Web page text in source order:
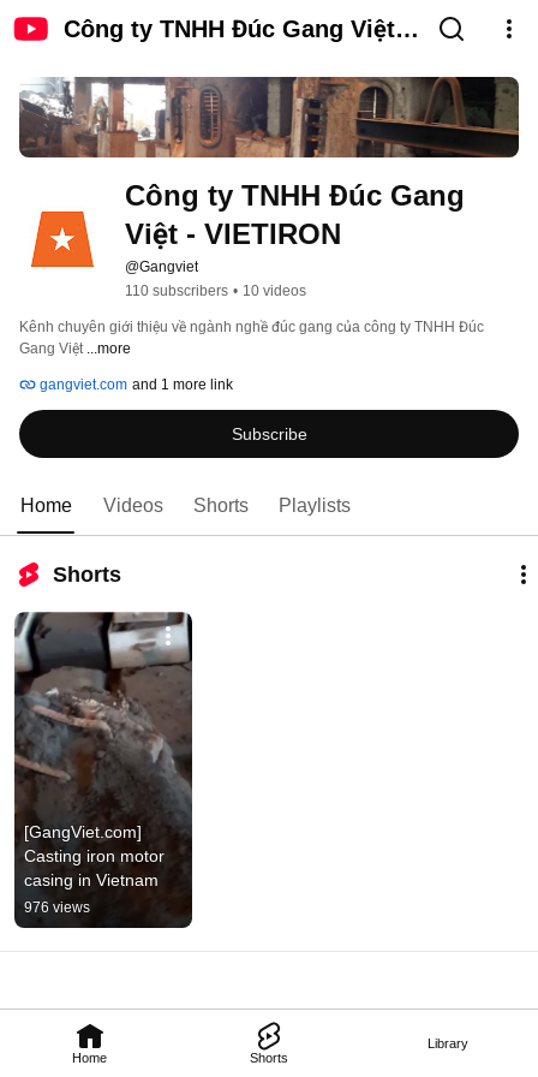
Công ty TNHH Đúc Gang Việt -
Home Shorts
Library
Công ty TNHH Đúc Gang
Việt - VIETIRON
@Gangviet
110 subscribers • 10 videos
Kênh chuyên giới thiệu về ngành nghề đúc gang của công ty TNHH Đúc
Gang Việt ...more
gangviet.com and 1 more link
Subscribe
Home Videos Shorts Playlists
Shorts
[GangViet.com]
Casting iron motor
casing in Vietnam
976 views